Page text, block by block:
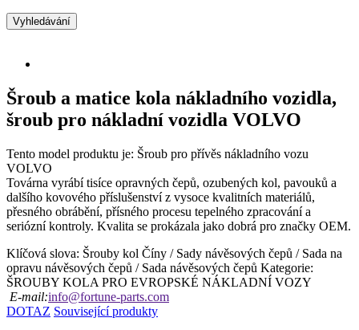
Vyhledávání
Šroub a matice kola nákladního vozidla,
šroub pro nákladní vozidla VOLVO
Tento model produktu je: Šroub pro přívěs nákladního vozu
VOLVO
Továrna vyrábí tisíce opravných čepů, ozubených kol, pavouků a
dalšího kovového příslušenství z vysoce kvalitních materiálů,
přesného obrábění, přísného procesu tepelného zpracování a
seriózní kontroly. Kvalita se prokázala jako dobrá pro značky OEM.
Klíčová slova: Šrouby kol Číny / Sady návěsových čepů / Sada na
opravu návěsových čepů / Sada návěsových čepů Kategorie:
ŠROUBY KOLA PRO EVROPSKÉ NÁKLADNÍ VOZY
E-mail:info@fortune-parts.com
DOTAZ Související produkty